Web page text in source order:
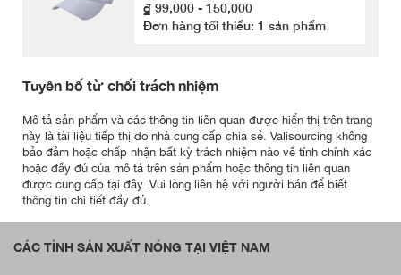
₫ 99,000 - 150,000
Đơn hàng tối thiểu: 1 sản phẩm
Tuyên bố từ chối trách nhiệm
Mô tả sản phẩm và các thông tin liên quan được hiển thị trên trang
này là tài liệu tiếp thị do nhà cung cấp chia sẻ. Valisourcing không
bảo đảm hoặc chấp nhận bất kỳ trách nhiệm nào về tính chính xác
hoặc đầy đủ của mô tả trên sản phẩm hoặc thông tin liên quan
được cung cấp tại đây. Vui lòng liên hệ với người bán để biết
thông tin chi tiết đầy đủ.
CÁC TỈNH SẢN XUẤT NÓNG TẠI VIỆT NAM